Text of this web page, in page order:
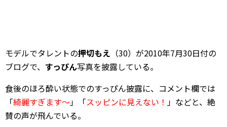
モデルでタレントの押切もえ （30）が2010年7月30日付の
ブログで、 すっぴん写真を披露している。
食後のほろ酔い状態でのすっぴん披露に、コメント欄では
「綺麗すぎます～」「スッピンに見えない！ 」などと、絶
賛の声が飛んでいる。